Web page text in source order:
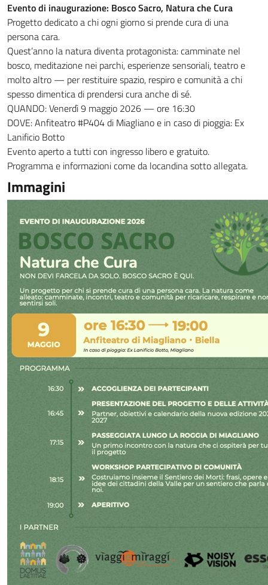
Evento di inaugurazione: Bosco Sacro, Natura che Cura
Progetto dedicato a chi ogni giorno si prende cura di una
persona cara.
Quest’anno la natura diventa protagonista: camminate nel
bosco, meditazione nei parchi, esperienze sensoriali, teatro e
molto altro — per restituire spazio, respiro e comunità a chi
spesso dimentica di prendersi cura anche di sé.
QUANDO: Venerdì 9 maggio 2026 — ore 16:30
DOVE: Anfiteatro #P404 di Miagliano e in caso di pioggia: Ex
Lanificio Botto
Evento aperto a tutti con ingresso libero e gratuito.
Programma e informazioni come da locandina sotto allegata.
Immagini